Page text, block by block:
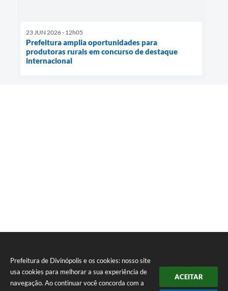
Prefeitura de Divinópolis e os cookies: nosso site
usa cookies para melhorar a sua experiência de
navegação. Ao continuar você concorda com a
ACEITAR
23 JUN 2026 - 12h05
Prefeitura amplia oportunidades para
produtoras rurais em concurso de destaque
internacional